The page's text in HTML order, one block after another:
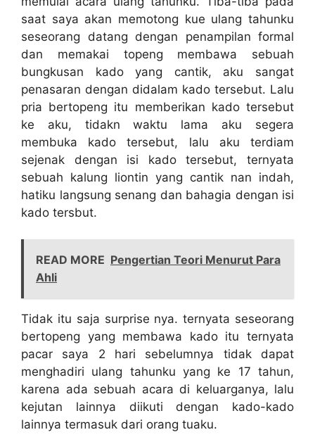
saat saya akan memotong kue ulang tahunku
seseorang datang dengan penampilan formal
dan memakai topeng membawa sebuah
bungkusan kado yang cantik, aku sangat
penasaran dengan didalam kado tersebut. Lalu
pria bertopeng itu memberikan kado tersebut
ke aku, tidakn waktu lama aku segera
membuka kado tersebut, lalu aku terdiam
sejenak dengan isi kado tersebut, ternyata
sebuah kalung liontin yang cantik nan indah,
hatiku langsung senang dan bahagia dengan isi
kado tersbut.
READ MORE Pengertian Teori Menurut Para
Ahli
Tidak itu saja surprise nya. ternyata seseorang
bertopeng yang membawa kado itu ternyata
pacar saya 2 hari sebelumnya tidak dapat
menghadiri ulang tahunku yang ke 17 tahun,
karena ada sebuah acara di keluarganya, lalu
kejutan lainnya diikuti dengan kado-kado
lainnya termasuk dari orang tuaku.